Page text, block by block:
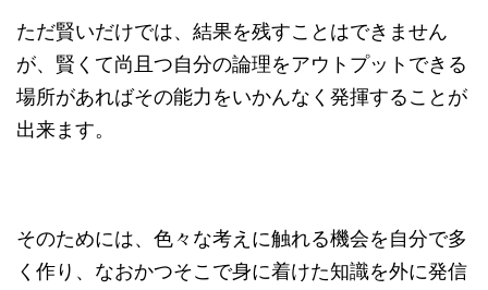
ただ賢いだけでは、結果を残すことはできません
が、賢くて尚且つ自分の論理をアウトプットできる
場所があればその能力をいかんなく発揮することが
出来ます。
そのためには、色々な考えに触れる機会を自分で多
く作り、なおかつそこで身に着けた知識を外に発信